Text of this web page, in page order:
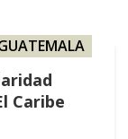
Caribe